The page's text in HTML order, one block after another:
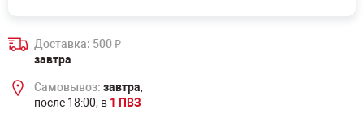
Доставка: 500₽
завтра
Самовывоз: завтра,
после 18:00, в 1 ПВЗ